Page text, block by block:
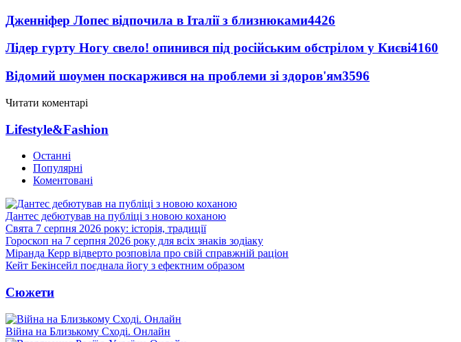
Дженніфер Лопес відпочила в Італії з близнюками4426
Лідер гурту Ногу свело! опинився під російським обстрілом у Києві4160
Відомий шоумен поскаржився на проблеми зі здоров'ям3596
Читати коментарі
Lifestyle&Fashion
Останні
Популярні
Коментовані
Дантес дебютував на публіці з новою коханою
Свята 7 серпня 2026 року: історія, традиції
Гороскоп на 7 серпня 2026 року для всіх знаків зодіаку
Міранда Керр відверто розповіла про свій справжній раціон
Кейт Бекінсейл поєднала йогу з ефектним образом
Сюжети
Війна на Близькому Сході. Онлайн